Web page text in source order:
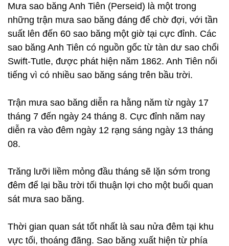
Mưa sao băng Anh Tiên (Perseid) là một trong
những trận mưa sao băng đáng để chờ đợi, với tần
suất lên đến 60 sao băng một giờ tại cực đỉnh. Các
sao băng Anh Tiên có nguồn gốc từ tàn dư sao chổi
Swift-Tutle, được phát hiện năm 1862. Anh Tiên nổi
tiếng vì có nhiều sao băng sáng trên bầu trời.
Trận mưa sao băng diễn ra hằng năm từ ngày 17
tháng 7 đến ngày 24 tháng 8. Cực đỉnh năm nay
diễn ra vào đêm ngày 12 rạng sáng ngày 13 tháng
08.
Trăng lưỡi liềm mỏng đầu tháng sẽ lặn sớm trong
đêm để lại bầu trời tối thuận lợi cho một buổi quan
sát mưa sao băng.
Thời gian quan sát tốt nhất là sau nửa đêm tại khu
vực tối, thoáng đãng. Sao băng xuất hiện từ phía